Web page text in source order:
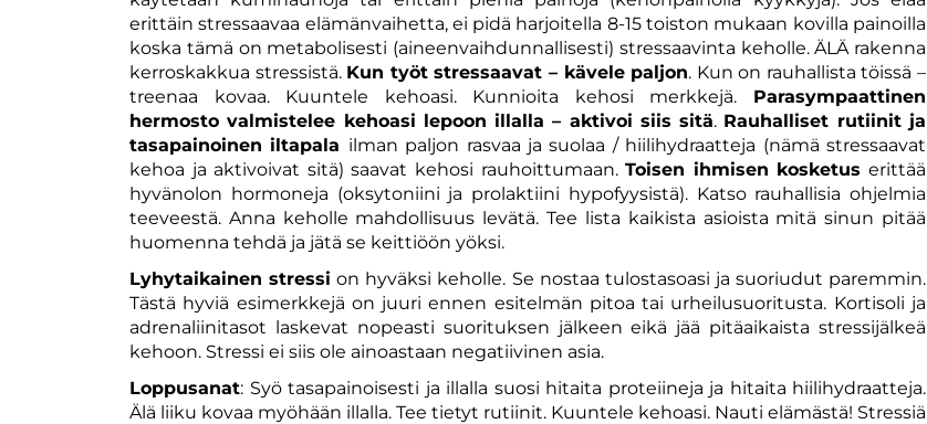
erittäin stressaavaa elämänvaihetta, ei pidä harjoitella 8-15 toiston mukaan kovilla painoilla
koska tämä on metabolisesti (aineenvaihdunnallisesti) stressaavinta keholle. ÄLÄ rakenna
kerroskakkua stressistä. Kun työt stressaavat – kävele paljon. Kun on rauhallista töissä –
treenaa kovaa. Kuuntele kehoasi. Kunnioita kehosi merkkejä. Parasympaattinen
hermosto valmistelee kehoasi lepoon illalla – aktivoi siis sitä. Rauhalliset rutiinit ja
tasapainoinen iltapala ilman paljon rasvaa ja suolaa / hiilihydraatteja (nämä stressaavat
kehoa ja aktivoivat sitä) saavat kehosi rauhoittumaan.Toisen ihmisen kosketus erittää
hyvänolon hormoneja (oksytoniini ja prolaktiini hypofyysistä). Katso rauhallisia ohjelmia
teeveestä. Anna keholle mahdollisuus levätä. Tee lista kaikista asioista mitä sinun pitää
huomenna tehdä ja jätä se keittiöön yöksi.
Lyhytaikainen stressi on hyväksi keholle. Se nostaa tulostasoasi ja suoriudut paremmin.
Tästä hyviä esimerkkejä on juuri ennen esitelmän pitoa tai urheilusuoritusta. Kortisoli ja
adrenaliinitasot laskevat nopeasti suorituksen jälkeen eikä jää pitäaikaista stressijälkeä
kehoon. Stressi ei siis ole ainoastaan negatiivinen asia.
Loppusanat: Syö tasapainoisesti ja illalla suosi hitaita proteiineja ja hitaita hiilihydraatteja.
Älä liiku kovaa myöhään illalla. Tee tietyt rutiinit. Kuuntele kehoasi. Nauti elämästä! Stressiä